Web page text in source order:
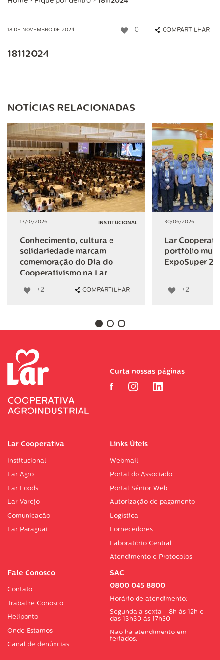
18 DE NOVEMBRO DE 2024 0 COMPARTILHAR
18112024
NOTÍCIAS RELACIONADAS
13/07/2026 - INSTITUCIONAL
Conhecimento, cultura e
solidariedade marcam
comemoração do Dia do
Cooperativismo na Lar
+2 COMPARTILHAR
30/06/2026
Lar
portfólio
ExpoSuper
+2
Lar Cooperativa
Institucional
Lar Agro
Lar Foods
Lar Varejo
Comunicação
Lar Paraguai
Links Úteis
Webmail
Portal do Associado
Portal Sénior Web
Autorização de pagamento
Logística
Fornecedores
Laboratório Central
Atendimento e Protocolos
Fale Conosco
Contato
Trabalhe Conosco
Heliponto
Onde Estamos
Canal de denúncias
SAC
0800 045 8800
Horário de atendimento:
Segunda a sexta - 8h às 12h e
das 13h30 às 17h30
Não há atendimento em
feriados.
Curta nossas páginas